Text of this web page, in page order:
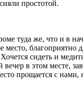
простотой.
туда же, что и в
место, благоприятно
сидеть и
в этом месте,
прощается с нами,